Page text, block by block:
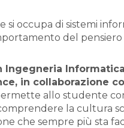
si occupa di sistemi
del
in collaborazione
allo studente
la cultura
che sempre più sta